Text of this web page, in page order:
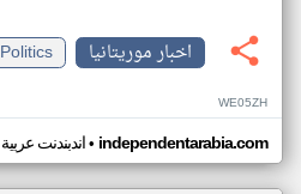
اخبار موريتانيا
Politics
WE05ZH
اندبندنت عربية• independentarabia.com